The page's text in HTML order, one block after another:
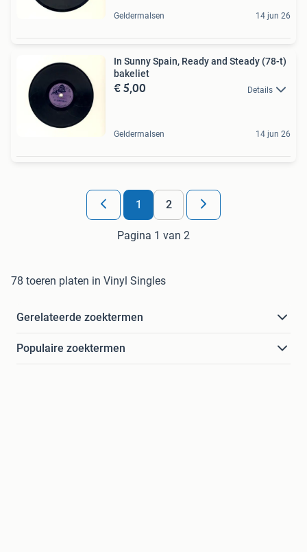
Geldermalsen 14 jun 26
In Sunny Spain, Ready and Steady (78-t)
bakeliet
€ 5,00 Details
Geldermalsen 14 jun 26
1 2
Pagina 1 van 2
78 toeren platen in Vinyl Singles
Gerelateerde zoektermen
Populaire zoektermen